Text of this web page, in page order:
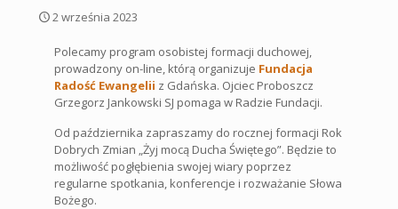
2 września 2023
Polecamy program osobistej formacji duchowej,
prowadzony on-line, którą organizuje Fundacja
Radość Ewangelii z Gdańska. Ojciec Proboszcz
Grzegorz Jankowski SJ pomaga w Radzie Fundacji.
Od października zapraszamy do rocznej formacji Rok
Dobrych Zmian „Żyj mocą Ducha Świętego”. Będzie to
możliwość pogłębienia swojej wiary poprzez
regularne spotkania, konferencje i rozważanie Słowa
Bożego.